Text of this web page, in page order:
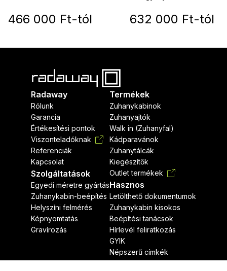
466 000 Ft-tól 632 000 Ft-tól
Radaway
Rólunk
Garancia
Értékesítési pontok
Viszonteladóknak
Referenciák
Kapcsolat
Szolgáltatások
Egyedi méretre gyártás
Zuhanykabin-beépítés
Helyszíni felmérés
Képnyomtatás
Gravírozás
Termékek
Zuhanykabinok
Zuhanyajtók
Walk in (Zuhanyfal)
Kádparavánok
Zuhanytálcák
Kiegészítők
Outlet termékek
Hasznos
Letölthető dokumentumok
Zuhanykabin kisokos
Beépítési tanácsok
Hírlevél feliratkozás
GYIK
Népszerű címkék